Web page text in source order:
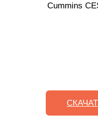
Cummins